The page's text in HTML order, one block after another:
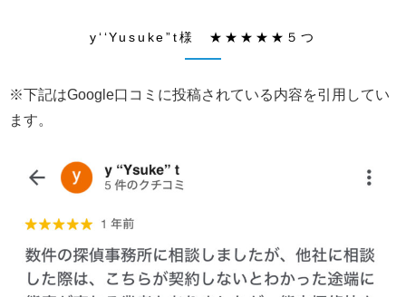
y‘‘Yusuke”t様 ★★★★★５つ
※下記はGoogle口コミに投稿されている内容を引用してい
ます。